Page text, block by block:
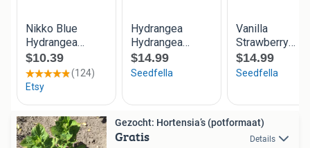
Gezocht: Hortensia’s (potformaat)
Gratis Details